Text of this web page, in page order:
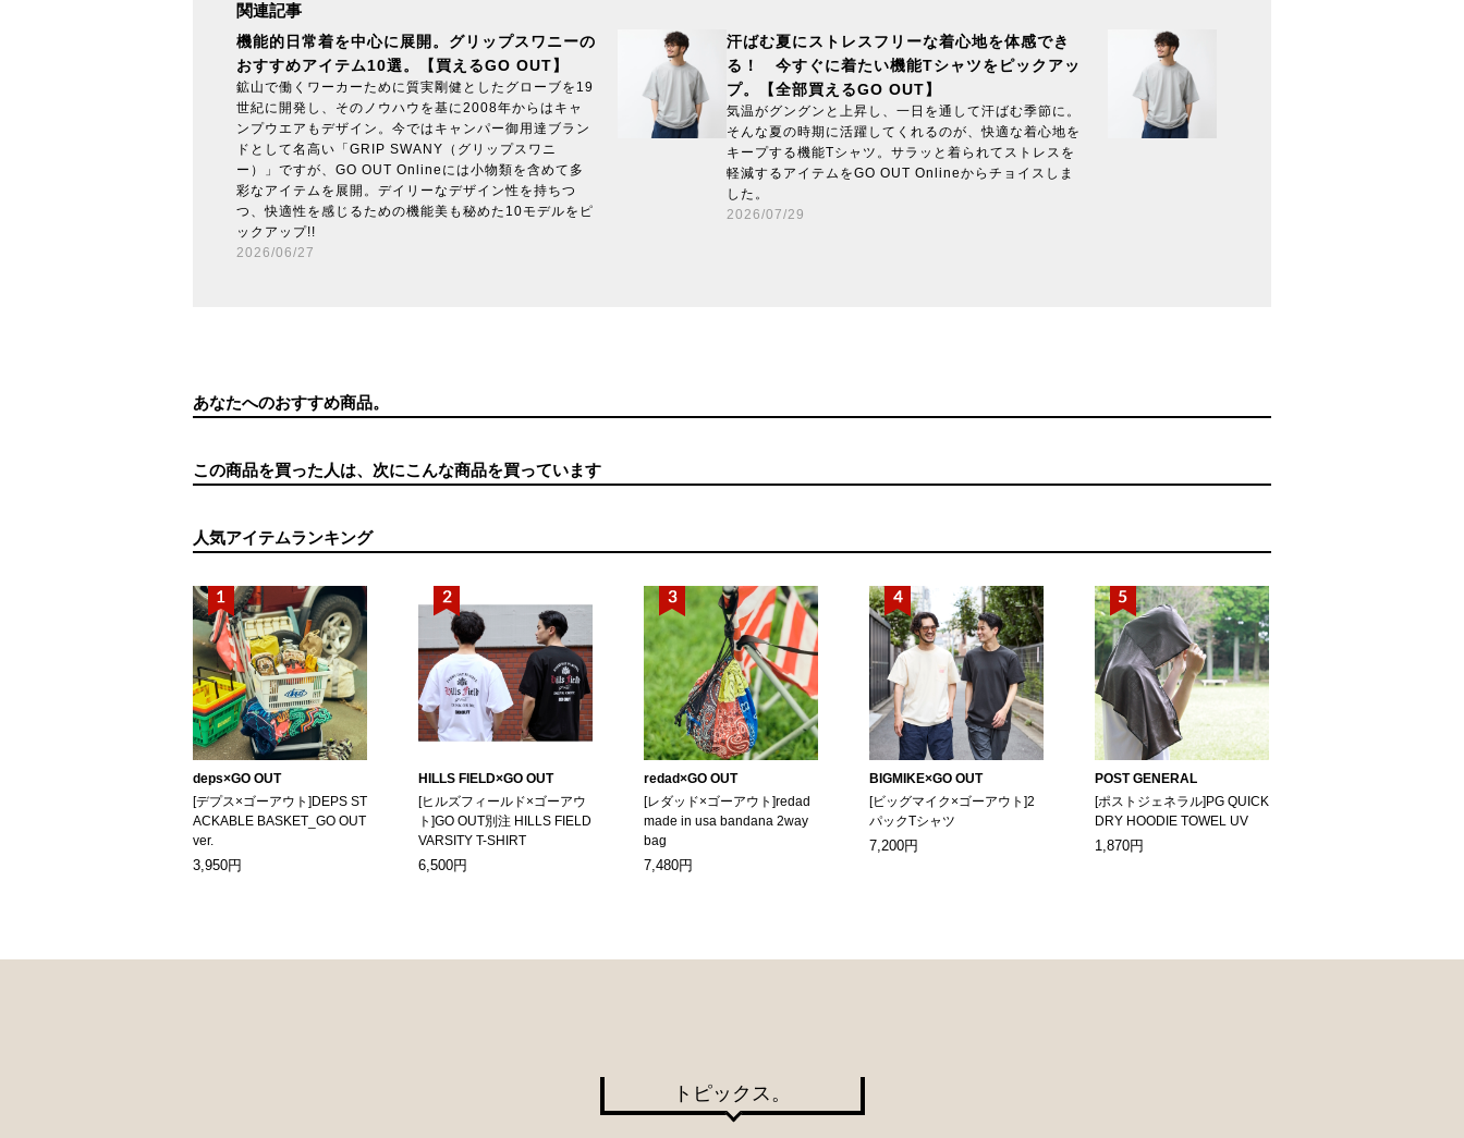
関連記事
機能的日常着を中心に展開。グリップスワニーの
おすすめアイテム10選。【買えるGO OUT】
鉱山で働くワーカーために質実剛健としたグローブを19
世紀に開発し、そのノウハウを基に2008年からはキャ
ンプウエアもデザイン。今ではキャンパー御用達ブラン
ドとして名高い「GRIP SWANY（グリップスワニ
ー）」ですが、GO OUT Onlineには小物類を含めて多
彩なアイテムを展開。デイリーなデザイン性を持ちつ
つ、快適性を感じるための機能美も秘めた10モデルをピ
ックアップ!!
2026/06/27
汗ばむ夏にストレスフリーな着心地を体感でき
る！ 今すぐに着たい機能Tシャツをピックアッ
プ。【全部買えるGO OUT】
気温がグングンと上昇し、一日を通して汗ばむ季節に。
そんな夏の時期に活躍してくれるのが、快適な着心地を
キープする機能Tシャツ。サラッと着られてストレスを
軽減するアイテムをGO OUT Onlineからチョイスしま
した。
2026/07/29
あなたへのおすすめ商品。
この商品を買った人は、次にこんな商品を買っています
人気アイテムランキング
deps×GO OUT
[デプス×ゴーアウト]DEPS ST
ACKABLE BASKET_GO OUT
ver.
3,950円
HILLS FIELD×GO OUT
[ヒルズフィールド×ゴーアウ
ト]GO OUT別注 HILLS FIELD
VARSITY T-SHIRT
6,500円
redad×GO OUT
[レダッド×ゴーアウト]redad
made in usa bandana 2way
bag
7,480円
BIGMIKE×GO OUT
[ビッグマイク×ゴーアウト]2
パックTシャツ
7,200円
POST GENERAL
[ポストジェネラル]PG QUICK
DRY HOODIE TOWEL UV
1,870円
トピックス。